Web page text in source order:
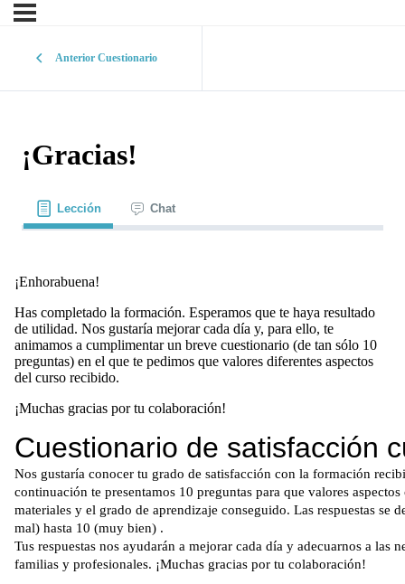
Anterior Cuestionario
¡Gracias!
Lección Chat
¡Enhorabuena!
Has completado la formación. Esperamos que te haya resultado
de utilidad. Nos gustaría mejorar cada día y, para ello, te
animamos a cumplimentar un breve cuestionario (de tan sólo 10
preguntas) en el que te pedimos que valores diferentes aspectos
del curso recibido.
¡Muchas gracias por tu colaboración!